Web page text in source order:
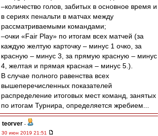
–количество голов, забитых в основное время и
в сериях пенальти в матчах между
рассматриваемыми командами;
–очки «Fair Play» по итогам всех матчей (за
каждую желтую карточку – минус 1 очко, за
красную – минус 3, за прямую красную – минус
4, желтая и прямая красная – минус 5.).
В случае полного равенства всех
вышеперечисленных показателей
распределение итоговых мест команд, занятых
по итогам Турнира, определяется жребием...
teorver -
30 июн 2019 21:51